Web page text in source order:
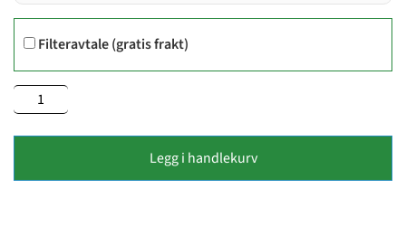
Filteravtale (gratis frakt)
Legg i handlekurv